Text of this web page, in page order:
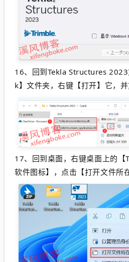
16、 回到Tekla Structures
k】文件夹，右键【打开】它，
17、 回到桌面，右键桌面上的
软件图标】，点击【打开文件所